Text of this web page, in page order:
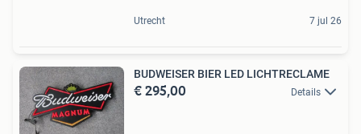
Utrecht 7 jul 26
BUDWEISER BIER LED LICHTRECLAME
€ 295,00 Details